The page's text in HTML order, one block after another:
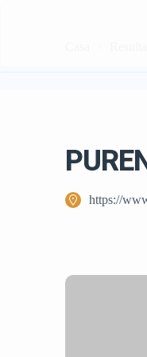
https://